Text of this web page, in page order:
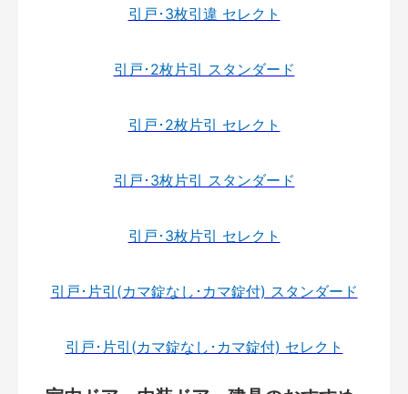
引戸･3枚引違 セレクト
引戸･2枚片引 スタンダード
引戸･2枚片引 セレクト
引戸･3枚片引 スタンダード
引戸･3枚片引 セレクト
引戸･片引(カマ錠なし･カマ錠付) スタンダード
引戸･片引(カマ錠なし･カマ錠付) セレクト